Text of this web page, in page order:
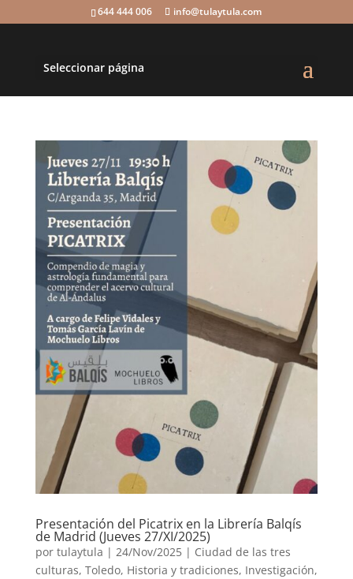
644 444 006 info@tulaytula.com
Seleccionar página
Presentación del Picatrix en la Librería Balqís
de Madrid (Jueves 27/XI/2025)
por tulaytula | 24/Nov/2025| Ciudad de las tres
culturas, Toledo, Historia y tradiciones, Investigación,